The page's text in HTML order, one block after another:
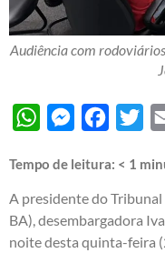
Audiência com
WhatsAppMessenger
Tempo de leitura: < 1
A presidente do Tribunal
BA), desembargadora
noite desta quinta-feira